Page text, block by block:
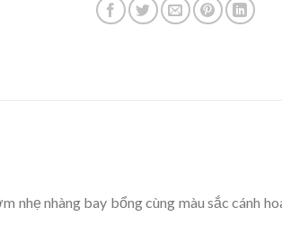
nhẹ nhàng bay bổng cùng màu sắc cánh